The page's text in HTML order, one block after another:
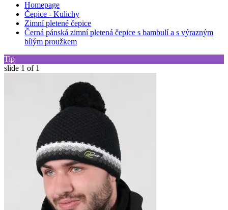
Homepage
Čepice - Kulichy
Zimní pletené čepice
Černá pánská zimní pletená čepice s bambulí a s výrazným
bílým proužkem
Tip
slide 1 of 1